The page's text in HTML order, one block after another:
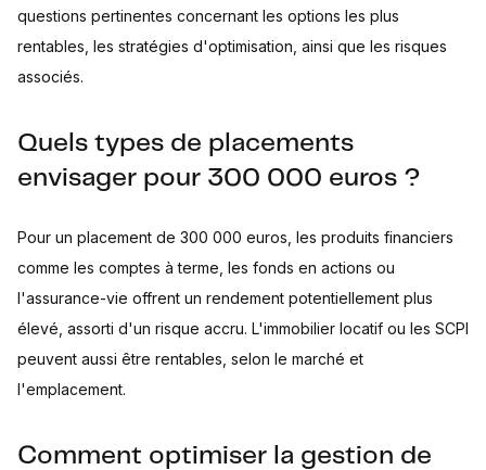
questions pertinentes concernant les options les plus
rentables, les stratégies d'optimisation, ainsi que les risques
associés.
Quels types de placements
envisager pour 300 000 euros ?
Pour un placement de 300 000 euros, les produits financiers
comme les comptes à terme, les fonds en actions ou
l'assurance-vie offrent un rendement potentiellement plus
élevé, assorti d'un risque accru. L'immobilier locatif ou les SCPI
peuvent aussi être rentables, selon le marché et
l'emplacement.
Comment optimiser la gestion de